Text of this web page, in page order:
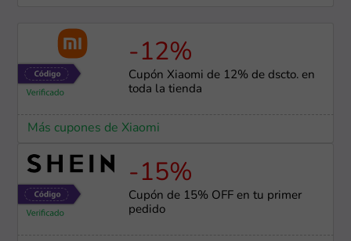
-12%
Cupón Xiaomi de 12% de dscto. en
toda la tienda
Más cupones de Xiaomi
-15%
Cupón de 15% OFF en tu primer
pedido